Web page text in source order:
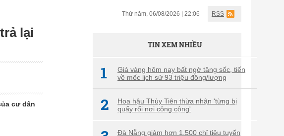
Thứ năm, 06/08/2026 | 22:06 RSS
lại
cư dân
TIN XEM NHIỀU
1
Giá vàng hôm nay bất ngờ tăng sốc, tiến
về mốc lịch sử 93 triệu đồng/lượng
2
Hoa hậu Thùy Tiên thừa nhận 'từng bị
quấy rối nơi công cộng'
Đà Nẵng giảm hơn 1.500 chỉ tiêu tuyển